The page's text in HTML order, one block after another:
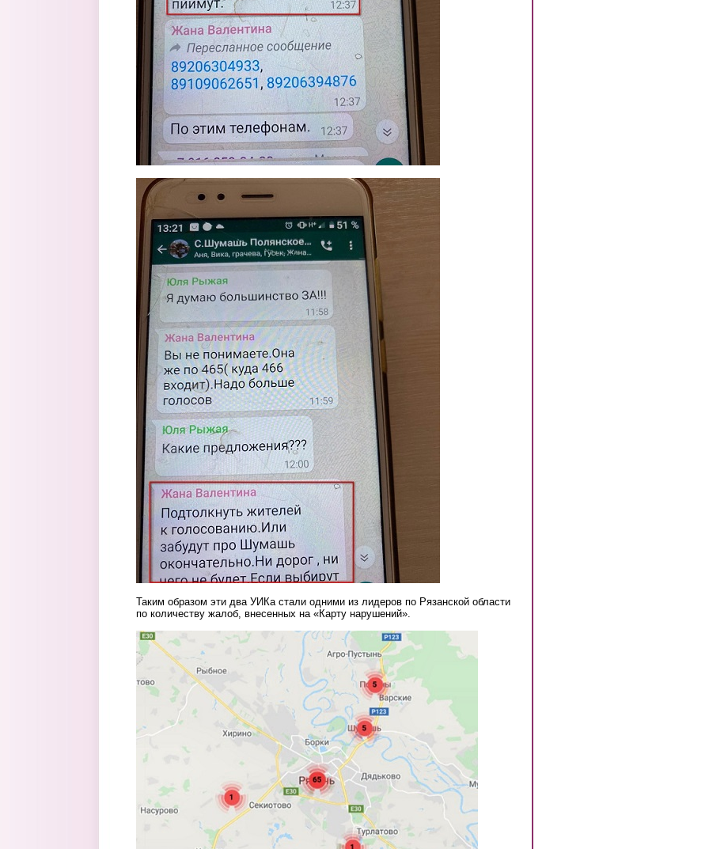
skrin.jpg
Таким образом эти два УИКа стали одними из лидеров по Рязанской области
по количеству жалоб, внесенных на «Карту нарушений».
skrin3.jpg